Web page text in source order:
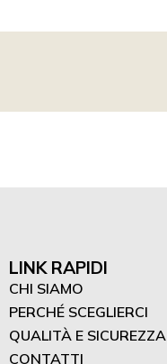
LINK RAPIDI
CHI SIAMO
PERCHÉ SCEGLIERCI
QUALITÀ E SICUREZZA
CONTATTI